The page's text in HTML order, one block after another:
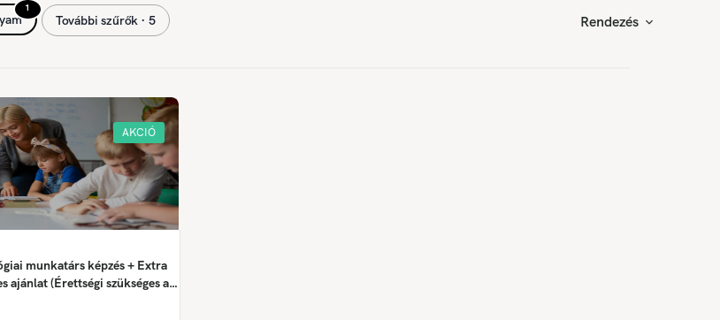
1
További szűrők ∙ 5 Rendezés
AKCIÓ
munkatárs képzés + Extra
ajánlat (Érettségi szükséges a